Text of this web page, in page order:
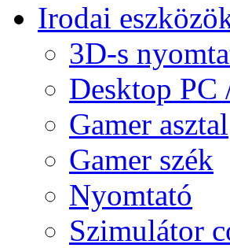
Irodai
3D-s
Desktop
Gamer asztal
Gamer szék
Nyomtató
Szimulátor